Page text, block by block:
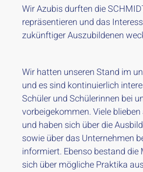
Wir Azubis durften die
repräsentieren und das
zukünftiger Auszubildenen
Wir hatten unseren Stand im
und es sind kontinuierlich
Schüler und Schülerinnen bei
vorbeigekommen. Viele
und haben sich über die
sowie über das Unternehmen
informiert. Ebenso bestand die
sich über mögliche Praktika